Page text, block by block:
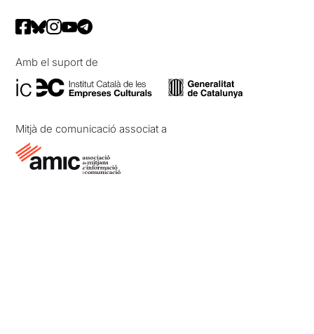
Amb el suport de
Mitjà de comunicació associat a